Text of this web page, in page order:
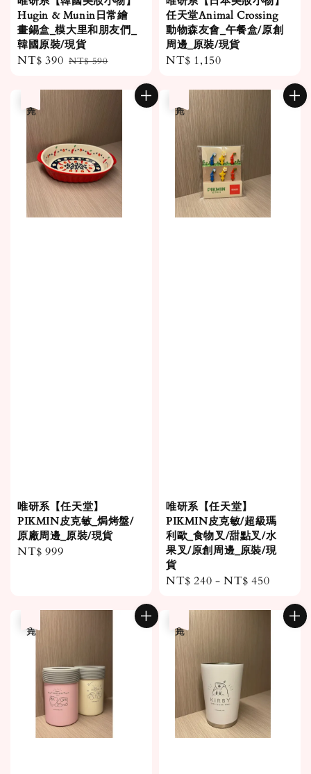
Hugin & Munin日常繪
畫錫盒_模大里和朋友們_
韓國原裝/現貨
Sale
NT$ 390 Regular
NT$ 590
任天堂Animal Crossing
動物森友會_午餐盒/原創
周邊_原裝/現貨
Regular
NT$ 1,150
唯研系【任天堂】
PIKMIN皮克敏_焗烤盤/
原廠周邊_原裝/現貨
Regular
NT$ 999
唯研系【任天堂】
PIKMIN皮克敏/超級瑪
利歐_食物叉/甜點叉/水
果叉/原創周邊_原裝/現
貨
Regular
NT$ 240 -NT$ 450